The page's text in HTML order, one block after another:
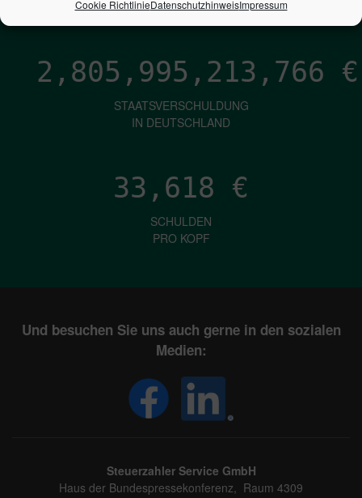
Cookie RichtlinieDatenschutzhinweisImpressum
PRO SEKUNDE
2,805,995,215,035 €
STAATSVERSCHULDUNG
IN DEUTSCHLAND
33,618 €
SCHULDEN
PRO KOPF
Und besuchen Sie uns auch gerne in den sozialen
Medien:
Steuerzahler Service GmbH
Haus der Bundespressekonferenz, Raum 4309